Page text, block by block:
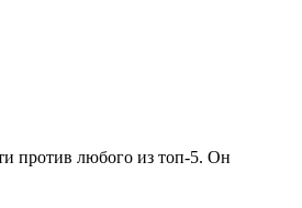
против любого из топ-5. Он